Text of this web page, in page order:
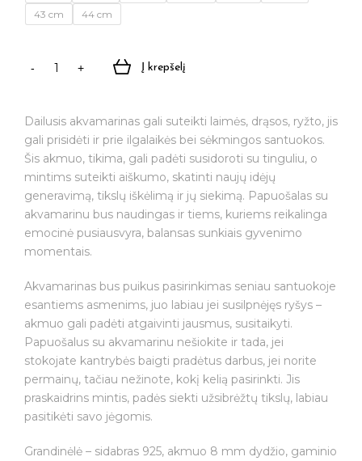
43 cm
44 cm
produkto
papuošalas
Į krepšelį
Dailusis akvamarinas gali suteikti laimės, drąsos, ryžto, jis
gali prisidėti ir prie ilgalaikės bei sėkmingos santuokos.
Šis akmuo, tikima, gali padėti susidoroti su tinguliu, o
mintims suteikti aiškumo, skatinti naujų idėjų
generavimą, tikslų iškėlimą ir jų siekimą. Papuošalas su
akvamarinu bus naudingas ir tiems, kuriems reikalinga
emocinė pusiausvyra, balansas sunkiais gyvenimo
momentais.
Akvamarinas bus puikus pasirinkimas seniau santuokoje
esantiems asmenims, juo labiau jei susilpnėjęs ryšys –
akmuo gali padėti atgaivinti jausmus, susitaikyti.
Papuošalus su akvamarinu nešiokite ir tada, jei
stokojate kantrybės baigti pradėtus darbus, jei norite
permainų, tačiau nežinote, kokį kelią pasirinkti. Jis
praskaidrins mintis, padės siekti užsibrėžtų tikslų, labiau
pasitikėti savo jėgomis.
Grandinėlė – sidabras 925, akmuo 8 mm dydžio, gaminio